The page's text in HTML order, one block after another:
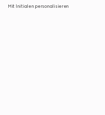
Mit Initialen personalisieren